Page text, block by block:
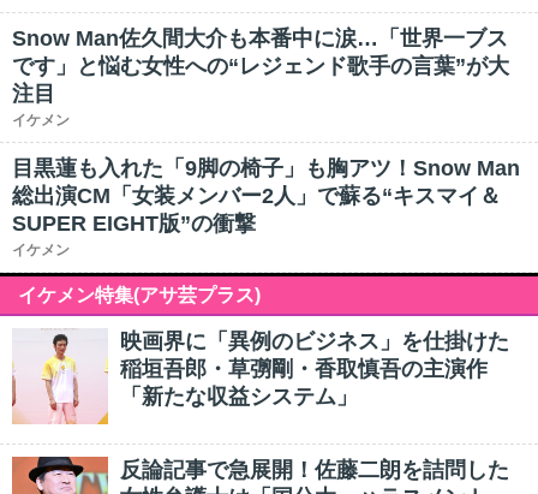
Snow Man佐久間大介も本番中に涙…「世界一ブス
です」と悩む女性への“レジェンド歌手の言葉”が大
注目
イケメン
目黒蓮も入れた「9脚の椅子」も胸アツ！Snow Man
総出演CM「女装メンバー2人」で蘇る“キスマイ＆
SUPER EIGHT版”の衝撃
イケメン
イケメン特集(アサ芸プラス)
映画界に「異例のビジネス」を仕掛けた
稲垣吾郎・草彅剛・香取慎吾の主演作
「新たな収益システム」
反論記事で急展開！佐藤二朗を詰問した